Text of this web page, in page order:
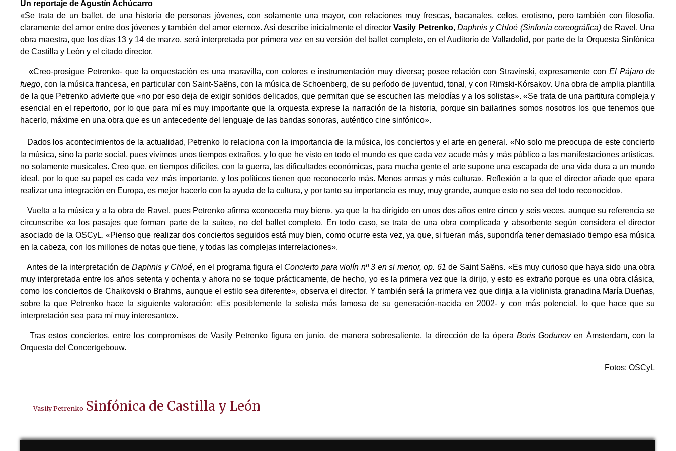
Un reportaje de Agustín Achúcarro
«Se trata de un ballet, de una historia de personas jóvenes, con solamente una mayor, con relaciones muy frescas, bacanales, celos, erotismo, pero también con filosofía,
claramente del amor entre dos jóvenes y también del amor eterno». Así describe inicialmente el directorVasily Petrenko,Daphnis y Chloé (Sinfonía coreográfica) de Ravel. Una
obra maestra, que los días 13 y 14 de marzo, será interpretada por primera vez en su versión del ballet completo, en el Auditorio de Valladolid, por parte de la Orquesta Sinfónica
de Castilla y León y el citado director.
«Creo-prosigue Petrenko- que la orquestación es una maravilla, con colores e instrumentación muy diversa; posee relación con Stravinski, expresamente con El Pájaro de
fuego, con la música francesa, en particular con Saint-Saëns, con la música de Schoenberg, de su período de juventud, tonal, y con Rimski-Kórsakov. Una obra de amplia plantilla
de la que Petrenko advierte que «no por eso deja de exigir sonidos delicados, que permitan que se escuchen las melodías y a los solistas». «Se trata de una partitura compleja y
esencial en el repertorio, por lo que para mí es muy importante que la orquesta exprese la narración de la historia, porque sin bailarines somos nosotros los que tenemos que
hacerlo, máxime en una obra que es un antecedente del lenguaje de las bandas sonoras, auténtico cine sinfónico».
Dados los acontecimientos de la actualidad, Petrenko lo relaciona con la importancia de la música, los conciertos y el arte en general. «No solo me preocupa de este concierto
la música, sino la parte social, pues vivimos unos tiempos extraños, y lo que he visto en todo el mundo es que cada vez acude más y más público a las manifestaciones artísticas,
no solamente musicales. Creo que, en tiempos difíciles, con la guerra, las dificultades económicas, para mucha gente el arte supone una escapada de una vida dura a un mundo
ideal, por lo que su papel es cada vez más importante, y los políticos tienen que reconocerlo más. Menos armas y más cultura». Reflexión a la que el director añade que «para
realizar una integración en Europa, es mejor hacerlo con la ayuda de la cultura, y por tanto su importancia es muy, muy grande, aunque esto no sea del todo reconocido».
Vuelta a la música y a la obra de Ravel, pues Petrenko afirma «conocerla muy bien», ya que la ha dirigido en unos dos años entre cinco y seis veces, aunque su referencia se
circunscribe «a los pasajes que forman parte de la suite», no del ballet completo. En todo caso, se trata de una obra complicada y absorbente según considera el director
asociado de la OSCyL. «Pienso que realizar dos conciertos seguidos está muy bien, como ocurre esta vez, ya que, si fueran más, supondría tener demasiado tiempo esa música
en la cabeza, con los millones de notas que tiene, y todas las complejas interrelaciones».
Antes de la interpretación deDaphnis y Chloé, en el programa figura el Concierto para violín nº 3 en si menor, op. 61 de Saint Saëns. «Es muy curioso que haya sido una obra
muy interpretada entre los años setenta y ochenta y ahora no se toque prácticamente, de hecho, yo es la primera vez que la dirijo, y esto es extraño porque es una obra clásica,
como los conciertos de Chaikovski o Brahms, aunque el estilo sea diferente», observa el director. Y también será la primera vez que dirija a la violinista granadina María Dueñas,
sobre la que Petrenko hace la siguiente valoración: «Es posiblemente la solista más famosa de su generación-nacida en 2002- y con más potencial, lo que hace que su
interpretación sea para mí muy interesante».
Tras estos conciertos, entre los compromisos de Vasily Petrenko figura en junio, de manera sobresaliente, la dirección de la ópera Boris Godunoven Ámsterdam, con la
Orquesta del Concertgebouw.
Fotos: OSCyL
Vasily Petrenko Sinfónica de Castilla y León